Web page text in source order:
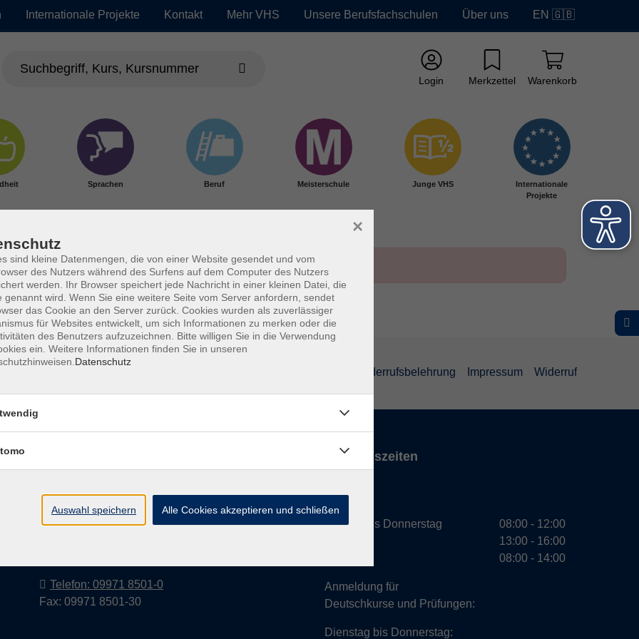
Internationale Projekte Kontakt Mehr VHS Unsere Berufsfachschulen Über uns EN 🇬🇧
Login Merkzettel Warenkorb
Sprachen Beruf Meisterschule Junge VHS
Internationale
Projekte
Widerrufsbelehrung Impressum Widerruf
e.V.
Pfarrer-Seidl-Str. 1
93413 Cham
Telefon: 09971 8501-0
Fax: 09971 8501-30
Öffnungszeiten
VHS
Montag bis Donnerstag
Anmeldung für
Deutschkurse und Prüfungen:
Dienstag bis Donnerstag:
08:00 - 12:00
13:00 - 16:00
08:00 - 14:00
sind kleine Datenmengen, die von einer Website gesendet und vom
des Nutzers während des Surfens auf dem Computer des Nutzers
werden. Ihr Browser speichert jede Nachricht in einer kleinen Datei, die
genannt wird. Wenn Sie eine weitere Seite vom Server anfordern, sendet
das Cookie an den Server zurück. Cookies wurden als zuverlässiger
für Websites entwickelt, um sich Informationen zu merken oder die
des Benutzers aufzuzeichnen. Bitte willigen Sie in die Verwendung
ein. Weitere Informationen finden Sie in unseren
Datenschutz
×
Auswahl speichern Alle Cookies akzeptieren und schließen